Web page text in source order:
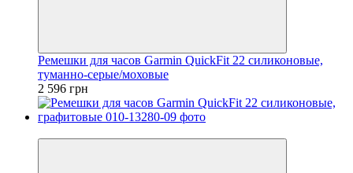
Ремешки для часов Garmin QuickFit 22 силиконовые,
туманно-серые/моховые
2 596 грн